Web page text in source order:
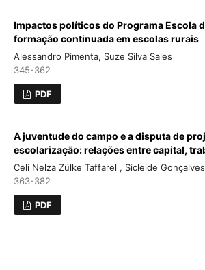
Impactos políticos do Programa Escola
formação continuada em escolas rurais
Alessandro Pimenta, Suze Silva Sales
345-362
PDF
A juventude do campo e a disputa de
escolarização: relações entre capital,
Celi Nelza Zülke Taffarel , Sicleide
363-382
PDF